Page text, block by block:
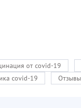
от covid-19
Отзывы
covid-19